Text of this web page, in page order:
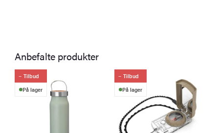
Anbefalte produkter
Tilbud
På lager
Tilbud
På lager